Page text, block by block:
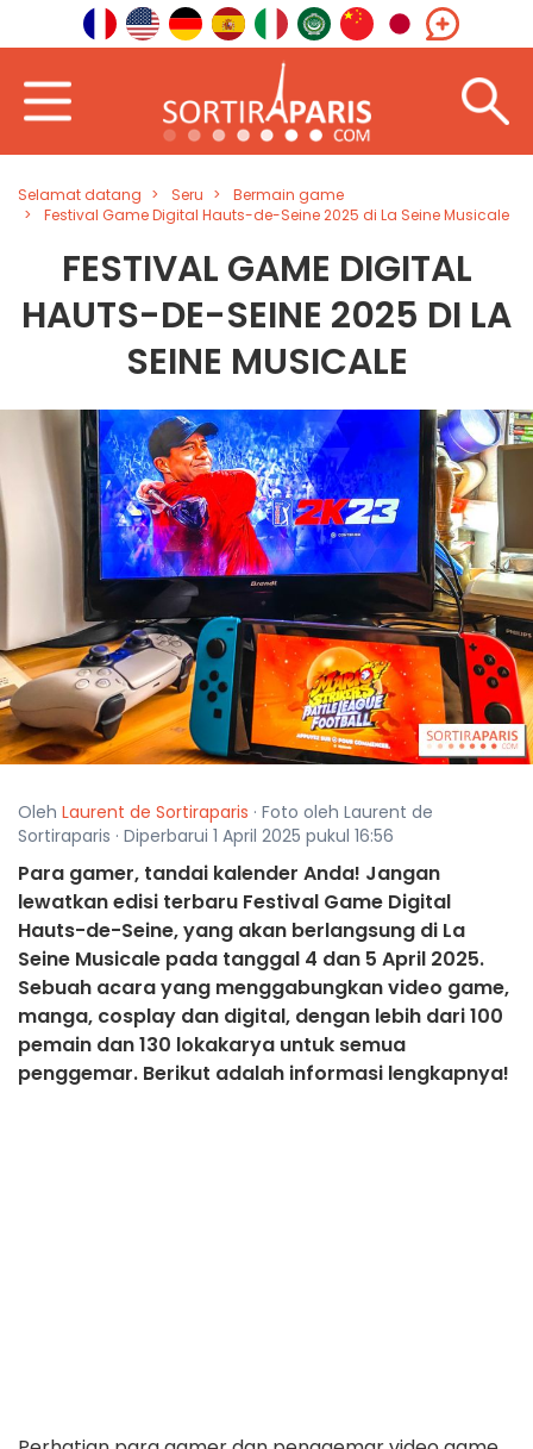
Selamat datang Seru
Bermain game
Festival Game Digital Hauts-de-Seine 2025 di La Seine Musicale
FESTIVAL GAME DIGITAL
HAUTS-DE-SEINE 2025 DI LA
SEINE MUSICALE
Oleh Laurent de Sortiraparis · Foto oleh Laurent de
Sortiraparis · Diperbarui 1 April 2025 pukul 16:56
Para gamer, tandai kalender Anda! Jangan
lewatkan edisi terbaru Festival Game Digital
Hauts-de-Seine, yang akan berlangsung di La
Seine Musicale pada tanggal 4 dan 5 April 2025.
Sebuah acara yang menggabungkan video game,
manga, cosplay dan digital, dengan lebih dari 100
pemain dan 130 lokakarya untuk semua
penggemar. Berikut adalah informasi lengkapnya!